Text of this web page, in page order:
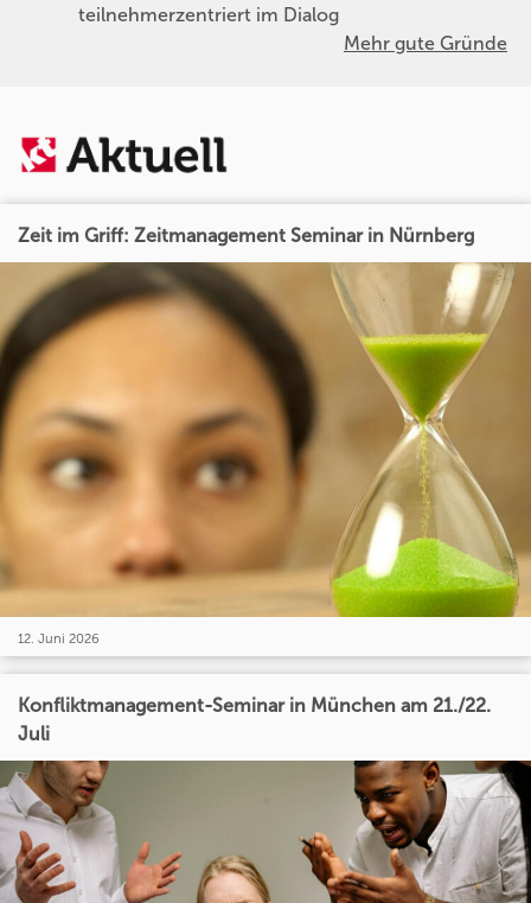
teilnehmerzentriert im Dialog
Mehr gute Gründe
Zeit im Griff: Zeitmanagement Seminar in Nürnberg
12. Juni 2026
Konfliktmanagement-Seminar in München am 21./22.
Juli